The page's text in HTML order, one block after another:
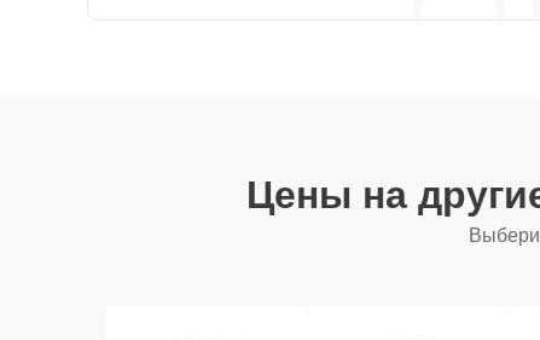
Цены на